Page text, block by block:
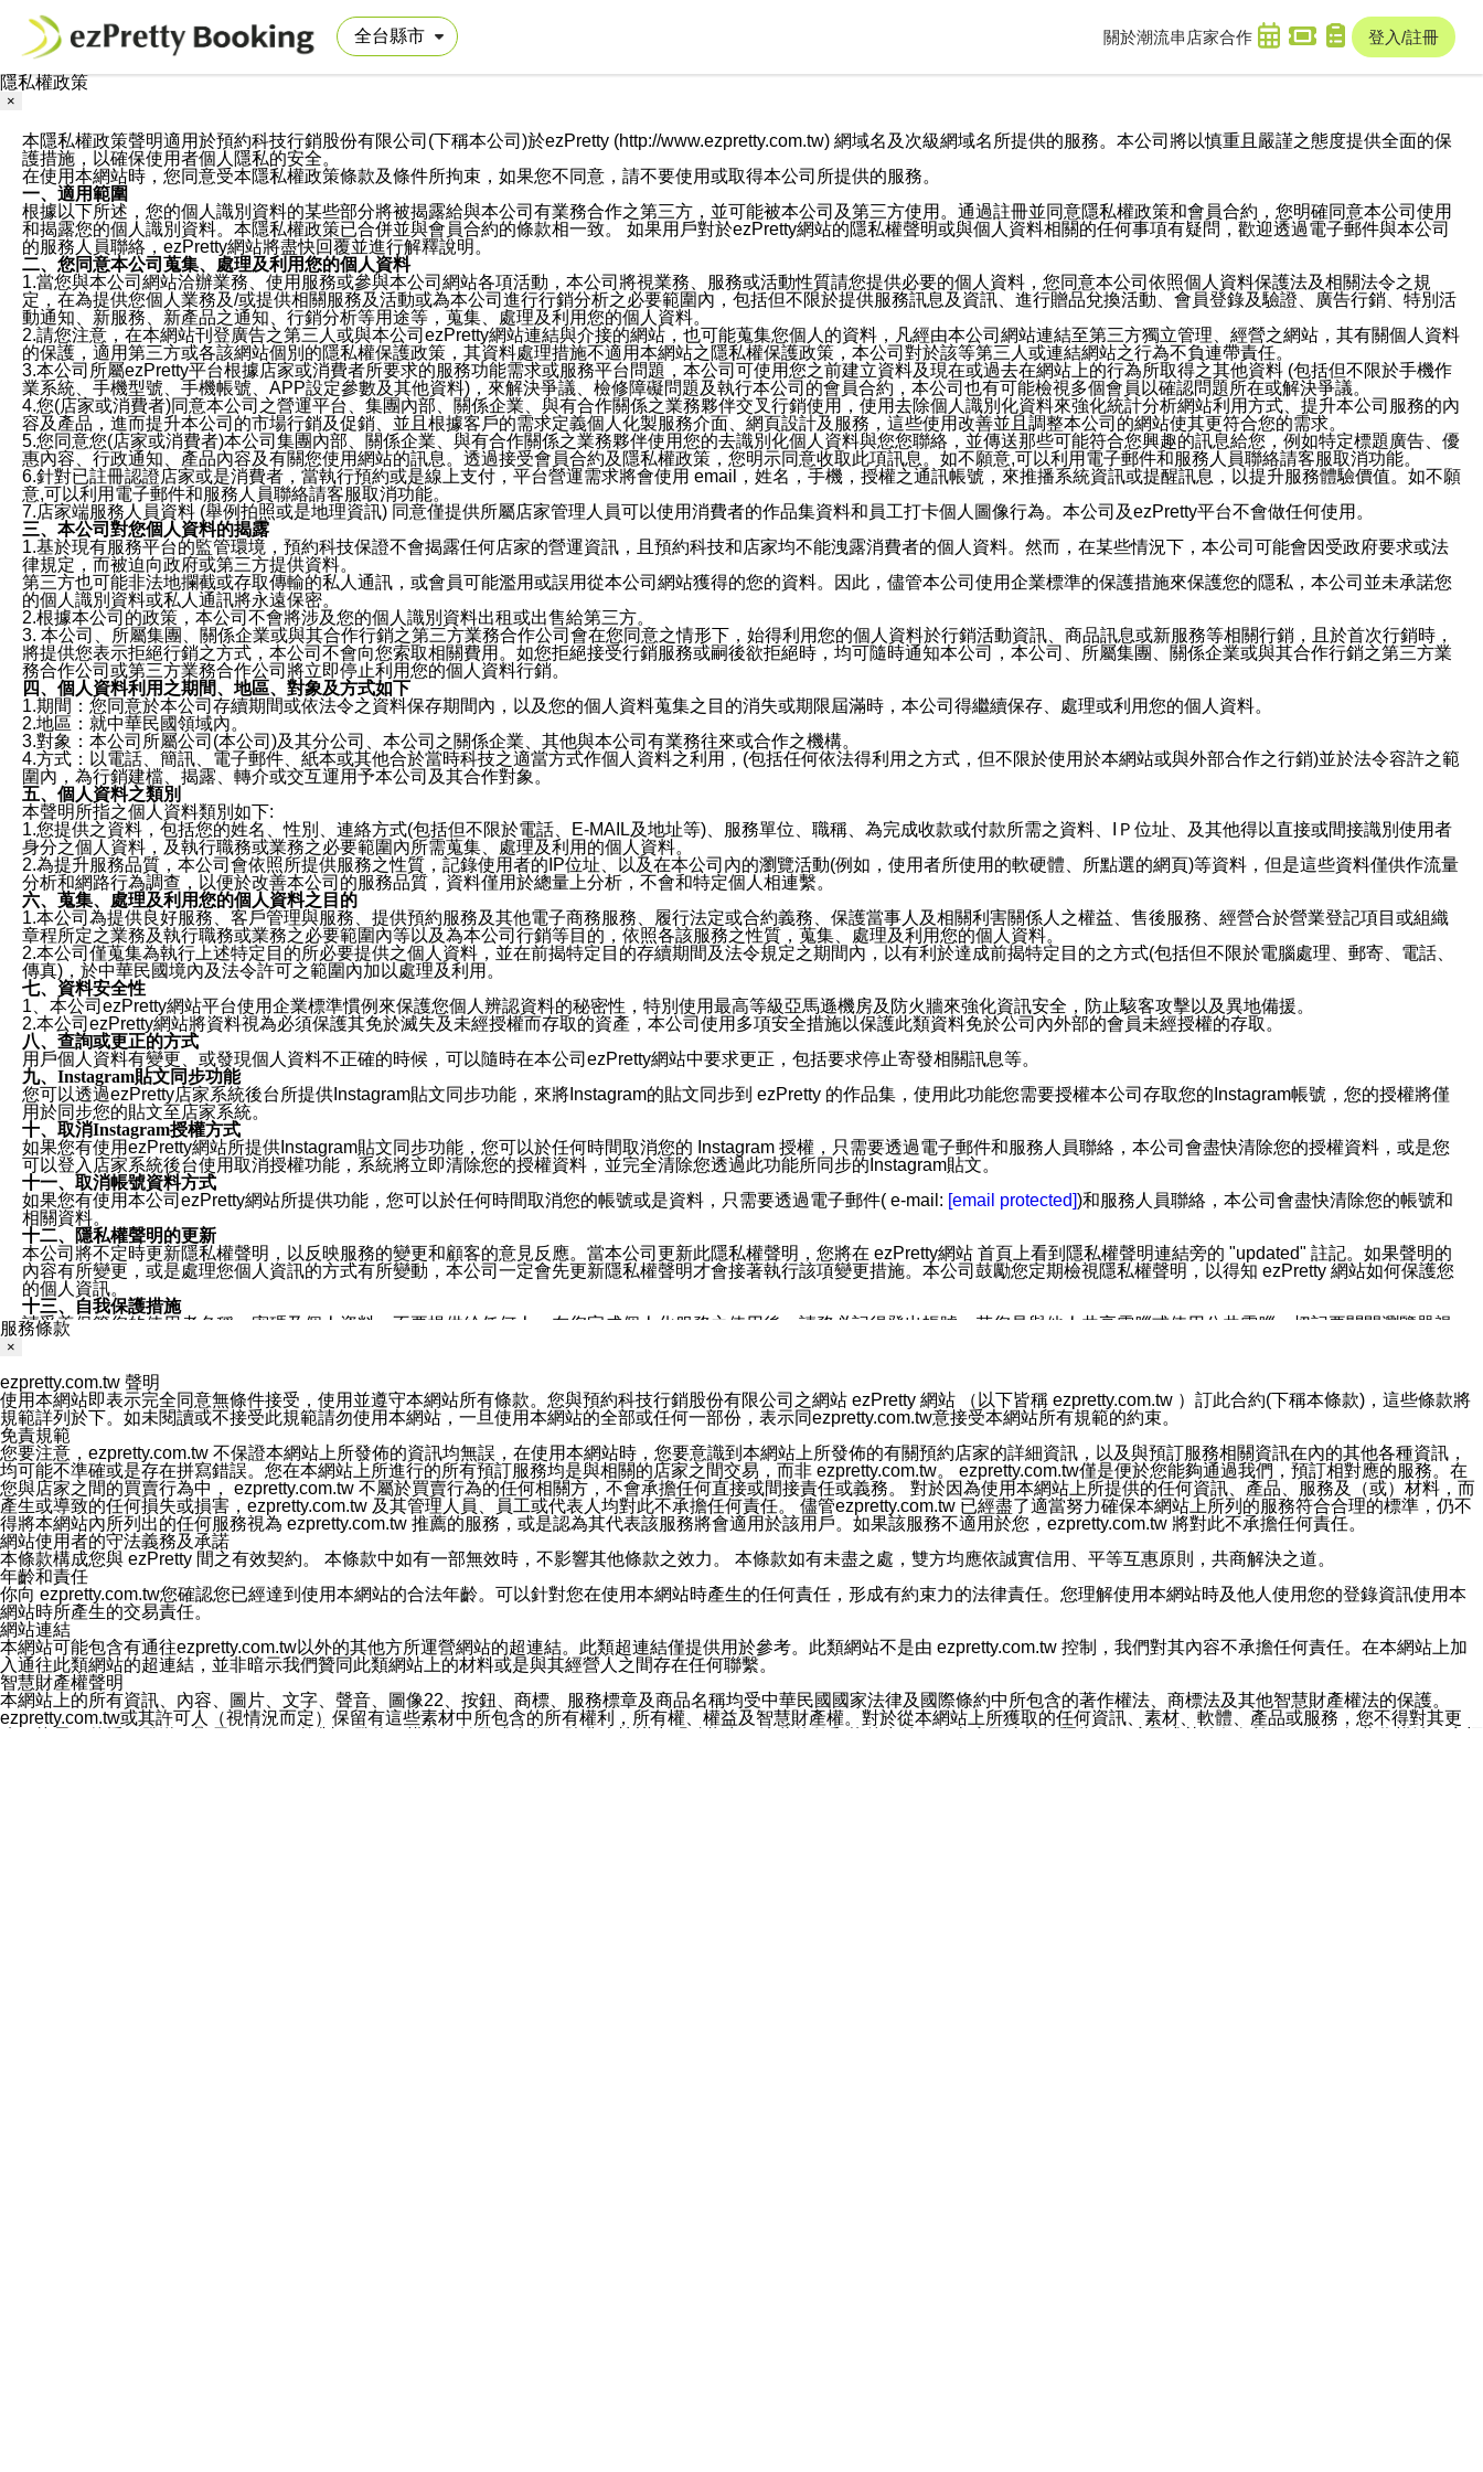
關於潮流串 店家合作 登入/註冊
隱私權政策
×
本隱私權政策聲明適用於預約科技行銷股份有限公司(下稱本公司)於ezPretty (http://www.ezpretty.com.tw) 網域名及次級網域名所提供的服務。本公司將以慎重且嚴謹之態度提供全面的保
護措施，以確保使用者個人隱私的安全。
在使用本網站時，您同意受本隱私權政策條款及條件所拘束，如果您不同意，請不要使用或取得本公司所提供的服務。
一、適用範圍
根據以下所述，您的個人識別資料的某些部分將被揭露給與本公司有業務合作之第三方，並可能被本公司及第三方使用。通過註冊並同意隱私權政策和會員合約，您明確同意本公司使用
和揭露您的個人識別資料。本隱私權政策已合併並與會員合約的條款相一致。 如果用戶對於ezPretty網站的隱私權聲明或與個人資料相關的任何事項有疑問，歡迎透過電子郵件與本公司
的服務人員聯絡，ezPretty網站將盡快回覆並進行解釋說明。
二、您同意本公司蒐集、處理及利用您的個人資料
1.當您與本公司網站洽辦業務、使用服務或參與本公司網站各項活動，本公司將視業務、服務或活動性質請您提供必要的個人資料，您同意本公司依照個人資料保護法及相關法令之規
定，在為提供您個人業務及/或提供相關服務及活動或為本公司進行行銷分析之必要範圍內，包括但不限於提供服務訊息及資訊、進行贈品兌換活動、會員登錄及驗證、廣告行銷、特別活
動通知、新服務、新產品之通知、行銷分析等用途等，蒐集、處理及利用您的個人資料。
2.請您注意，在本網站刊登廣告之第三人或與本公司ezPretty網站連結與介接的網站，也可能蒐集您個人的資料，凡經由本公司網站連結至第三方獨立管理、經營之網站，其有關個人資料
的保護，適用第三方或各該網站個別的隱私權保護政策，其資料處理措施不適用本網站之隱私權保護政策，本公司對於該等第三人或連結網站之行為不負連帶責任。
3.本公司所屬ezPretty平台根據店家或消費者所要求的服務功能需求或服務平台問題，本公司可使用您之前建立資料及現在或過去在網站上的行為所取得之其他資料 (包括但不限於手機作
業系統、手機型號、手機帳號、APP設定參數及其他資料)，來解決爭議、檢修障礙問題及執行本公司的會員合約，本公司也有可能檢視多個會員以確認問題所在或解決爭議。
4.您(店家或消費者)同意本公司之營運平台、集團內部、關係企業、與有合作關係之業務夥伴交叉行銷使用，使用去除個人識別化資料來強化統計分析網站利用方式、提升本公司服務的內
容及產品，進而提升本公司的市場行銷及促銷、並且根據客戶的需求定義個人化製服務介面、網頁設計及服務，這些使用改善並且調整本公司的網站使其更符合您的需求。
5.您同意您(店家或消費者)本公司集團內部、關係企業、與有合作關係之業務夥伴使用您的去識別化個人資料與您您聯絡，並傳送那些可能符合您興趣的訊息給您，例如特定標題廣告、優
惠內容、行政通知、產品內容及有關您使用網站的訊息。透過接受會員合約及隱私權政策，您明示同意收取此項訊息。如不願意,可以利用電子郵件和服務人員聯絡請客服取消功能。
6.針對已註冊認證店家或是消費者，當執行預約或是線上支付，平台營運需求將會使用 email，姓名，手機，授權之通訊帳號，來推播系統資訊或提醒訊息，以提升服務體驗價值。如不願
意,可以利用電子郵件和服務人員聯絡請客服取消功能。
7.店家端服務人員資料 (舉例拍照或是地理資訊) 同意僅提供所屬店家管理人員可以使用消費者的作品集資料和員工打卡個人圖像行為。本公司及ezPretty平台不會做任何使用。
三、本公司對您個人資料的揭露
1.基於現有服務平台的監管環境，預約科技保證不會揭露任何店家的營運資訊，且預約科技和店家均不能洩露消費者的個人資料。然而，在某些情況下，本公司可能會因受政府要求或法
律規定，而被迫向政府或第三方提供資料。
第三方也可能非法地攔截或存取傳輸的私人通訊，或會員可能濫用或誤用從本公司網站獲得的您的資料。因此，儘管本公司使用企業標準的保護措施來保護您的隱私，本公司並未承諾您
的個人識別資料或私人通訊將永遠保密。
2.根據本公司的政策，本公司不會將涉及您的個人識別資料出租或出售給第三方。
3. 本公司、所屬集團、關係企業或與其合作行銷之第三方業務合作公司會在您同意之情形下，始得利用您的個人資料於行銷活動資訊、商品訊息或新服務等相關行銷，且於首次行銷時，
將提供您表示拒絕行銷之方式，本公司不會向您索取相關費用。如您拒絕接受行銷服務或嗣後欲拒絕時，均可隨時通知本公司，本公司、所屬集團、關係企業或與其合作行銷之第三方業
務合作公司或第三方業務合作公司將立即停止利用您的個人資料行銷。
四、個人資料利用之期間、地區、對象及方式如下
1.期間：您同意於本公司存續期間或依法令之資料保存期間內，以及您的個人資料蒐集之目的消失或期限屆滿時，本公司得繼續保存、處理或利用您的個人資料。
2.地區：就中華民國領域內。
3.對象：本公司所屬公司(本公司)及其分公司、本公司之關係企業、其他與本公司有業務往來或合作之機構。
4.方式：以電話、簡訊、電子郵件、紙本或其他合於當時科技之適當方式作個人資料之利用，(包括任何依法得利用之方式，但不限於使用於本網站或與外部合作之行銷)並於法令容許之範
圍內，為行銷建檔、揭露、轉介或交互運用予本公司及其合作對象。
五、個人資料之類別
本聲明所指之個人資料類別如下:
1.您提供之資料，包括您的姓名、性別、連絡方式(包括但不限於電話、E-MAIL及地址等)、服務單位、職稱、為完成收款或付款所需之資料、IＰ位址、及其他得以直接或間接識別使用者
身分之個人資料，及執行職務或業務之必要範圍內所需蒐集、處理及利用的個人資料。
2.為提升服務品質，本公司會依照所提供服務之性質，記錄使用者的IP位址、以及在本公司內的瀏覽活動(例如，使用者所使用的軟硬體、所點選的網頁)等資料，但是這些資料僅供作流量
分析和網路行為調查，以便於改善本公司的服務品質，資料僅用於總量上分析，不會和特定個人相連繫。
六、蒐集、處理及利用您的個人資料之目的
1.本公司為提供良好服務、客戶管理與服務、提供預約服務及其他電子商務服務、履行法定或合約義務、保護當事人及相關利害關係人之權益、售後服務、經營合於營業登記項目或組織
章程所定之業務及執行職務或業務之必要範圍內等以及為本公司行銷等目的，依照各該服務之性質，蒐集、處理及利用您的個人資料。
2.本公司僅蒐集為執行上述特定目的所必要提供之個人資料，並在前揭特定目的存續期間及法令規定之期間內，以有利於達成前揭特定目的之方式(包括但不限於電腦處理、郵寄、電話、
傳真)，於中華民國境內及法令許可之範圍內加以處理及利用。
七、資料安全性
1、本公司ezPretty網站平台使用企業標準慣例來保護您個人辨認資料的秘密性，特別使用最高等級亞馬遜機房及防火牆來強化資訊安全，防止駭客攻擊以及異地備援。
2.本公司ezPretty網站將資料視為必須保護其免於滅失及未經授權而存取的資產，本公司使用多項安全措施以保護此類資料免於公司內外部的會員未經授權的存取。
八、查詢或更正的方式
用戶個人資料有變更、或發現個人資料不正確的時候，可以隨時在本公司ezPretty網站中要求更正，包括要求停止寄發相關訊息等。
九、Instagram貼文同步功能
您可以透過ezPretty店家系統後台所提供Instagram貼文同步功能，來將Instagram的貼文同步到 ezPretty 的作品集，使用此功能您需要授權本公司存取您的Instagram帳號，您的授權將僅
用於同步您的貼文至店家系統。
十、取消Instagram授權方式
如果您有使用ezPretty網站所提供Instagram貼文同步功能，您可以於任何時間取消您的 Instagram 授權，只需要透過電子郵件和服務人員聯絡，本公司會盡快清除您的授權資料，或是您
可以登入店家系統後台使用取消授權功能，系統將立即清除您的授權資料，並完全清除您透過此功能所同步的Instagram貼文。
十一、取消帳號資料方式
如果您有使用本公司ezPretty網站所提供功能，您可以於任何時間取消您的帳號或是資料，只需要透過電子郵件( e-mail: [email protected])和服務人員聯絡，本公司會盡快清除您的帳號和
相關資料。
十二、隱私權聲明的更新
本公司將不定時更新隱私權聲明，以反映服務的變更和顧客的意見反應。當本公司更新此隱私權聲明，您將在 ezPretty網站 首頁上看到隱私權聲明連結旁的 "updated" 註記。如果聲明的
內容有所變更，或是處理您個人資訊的方式有所變動，本公司一定會先更新隱私權聲明才會接著執行該項變更措施。本公司鼓勵您定期檢視隱私權聲明，以得知 ezPretty 網站如何保護您
的個人資訊。
十三、自我保護措施
請妥善保管您的使用者名稱、密碼及個人資料，不要提供給任何人。在您完成個人化服務之使用後，請務必記得登出帳號。若您是與他人共享電腦或使用公共電腦，切記要關閉瀏覽器視
窗，以防止他人讀取您的個人資料、信件或進入所機關管理區。
您同意本公司網站，透過您所提供的郵件地址與您取得聯絡並傳送或宣傳本網站各項服務之資料或電子郵件供您參考。您能依照該資料或電子郵件所指示之方法、說明或功能連結，隨時
停止接收這些資料或電子郵件。
十五、訊息通知
本公司/本服務將以通知型訊息傳送重要訊息給您。即使未加入本公司/本服務好友，您仍可接收到通知型訊息。
本公司/本服務傳送之通知型訊息以對您有效且重要的訊息為限，以廣告或其他目的的訊息皆不會被傳送。滿足以下三個條件者，將可收到通知型訊息。
1.LINE 帳號設定的電話號碼與本公司/本服務所傳來的電話號碼比對相符。
2.該 LINE 帳號已在 LINE APP 設定中，同意接收通知型訊息。
3.LINE 帳號未封鎖傳送訊息之 LINE 官方帳號。
欲變更通知型訊息的設定，操作如下：
1.點選「主頁」＞「設定」
2.點選「隱私設定」
3.點選「提供使用資料」
4.點選「LINE通知型訊息」
5.開關「接收LINE通知型訊息」
❗️關閉「接收通知型訊息」後，將不會接收到來自任何企業官方帳號或認證官方帳號的通知型訊息。
服務條款
×
ezpretty.com.tw 聲明
使用本網站即表示完全同意無條件接受，使用並遵守本網站所有條款。您與預約科技行銷股份有限公司之網站 ezPretty 網站 （以下皆稱 ezpretty.com.tw ）訂此合約(下稱本條款)，這些條款將
規範詳列於下。如未閱讀或不接受此規範請勿使用本網站，一旦使用本網站的全部或任何一部份，表示同ezpretty.com.tw意接受本網站所有規範的約束。
免責規範
您要注意，ezpretty.com.tw 不保證本網站上所發佈的資訊均無誤，在使用本網站時，您要意識到本網站上所發佈的有關預約店家的詳細資訊，以及與預訂服務相關資訊在內的其他各種資訊，
均可能不準確或是存在拼寫錯誤。您在本網站上所進行的所有預訂服務均是與相關的店家之間交易，而非 ezpretty.com.tw。 ezpretty.com.tw僅是便於您能夠通過我們，預訂相對應的服務。在
您與店家之間的買賣行為中， ezpretty.com.tw 不屬於買賣行為的任何相關方，不會承擔任何直接或間接責任或義務。 對於因為使用本網站上所提供的任何資訊、產品、服務及（或）材料，而
產生或導致的任何損失或損害，ezpretty.com.tw 及其管理人員、員工或代表人均對此不承擔任何責任。 儘管ezpretty.com.tw 已經盡了適當努力確保本網站上所列的服務符合合理的標準，仍不
得將本網站內所列出的任何服務視為 ezpretty.com.tw 推薦的服務，或是認為其代表該服務將會適用於該用戶。如果該服務不適用於您，ezpretty.com.tw 將對此不承擔任何責任。
網站使用者的守法義務及承諾
本條款構成您與 ezPretty 間之有效契約。 本條款中如有一部無效時，不影響其他條款之效力。 本條款如有未盡之處，雙方均應依誠實信用、平等互惠原則，共商解決之道。
年齡和責任
你向 ezpretty.com.tw您確認您已經達到使用本網站的合法年齡。可以針對您在使用本網站時產生的任何責任，形成有約束力的法律責任。您理解使用本網站時及他人使用您的登錄資訊使用本
網站時所產生的交易責任。
網站連結
本網站可能包含有通往ezpretty.com.tw以外的其他方所運營網站的超連結。此類超連結僅提供用於參考。此類網站不是由 ezpretty.com.tw 控制，我們對其內容不承擔任何責任。在本網站上加
入通往此類網站的超連結，並非暗示我們贊同此類網站上的材料或是與其經營人之間存在任何聯繫。
智慧財產權聲明
本網站上的所有資訊、內容、圖片、文字、聲音、圖像22、按鈕、商標、服務標章及商品名稱均受中華民國國家法律及國際條約中所包含的著作權法、商標法及其他智慧財產權法的保護。
ezpretty.com.tw或其許可人（視情況而定）保留有這些素材中所包含的所有權利，所有權、權益及智慧財產權。對於從本網站上所獲取的任何資訊、素材、軟體、產品或服務，您不得對其更